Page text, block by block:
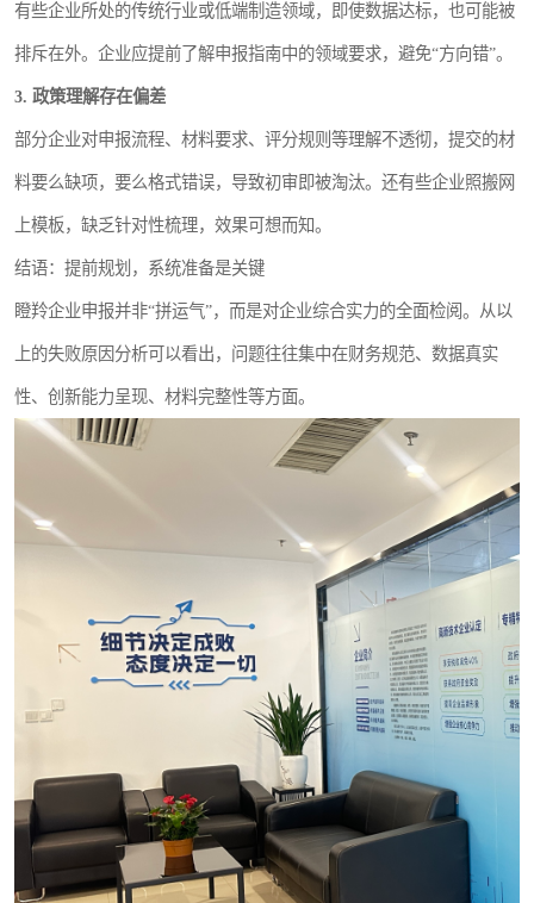
有些企业所处的传统行业或低端制造领域，即使数据达标，也可能被
排斥在外。企业应提前了解申报指南中的领域要求，避免“方向错”。
3. 政策理解存在偏差
部分企业对申报流程、材料要求、评分规则等理解不透彻，提交的材
料要么缺项，要么格式错误，导致初审即被淘汰。还有些企业照搬网
上模板，缺乏针对性梳理，效果可想而知。
结语：提前规划，系统准备是关键
瞪羚企业申报并非“拼运气”，而是对企业综合实力的全面检阅。从以
上的失败原因分析可以看出，问题往往集中在财务规范、数据真实
性、创新能力呈现、材料完整性等方面。